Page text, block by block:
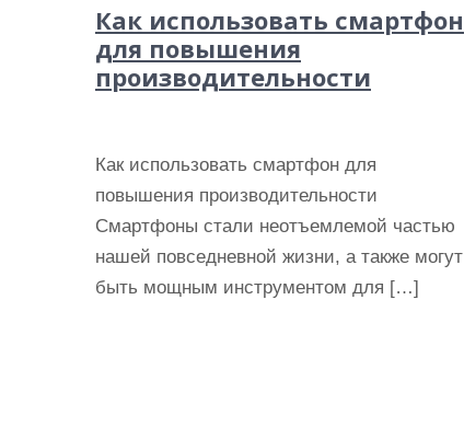
Как использовать смартфон
для повышения
производительности
Как использовать смартфон для
повышения производительности
Смартфоны стали неотъемлемой частью
нашей повседневной жизни, а также могут
быть мощным инструментом для […]